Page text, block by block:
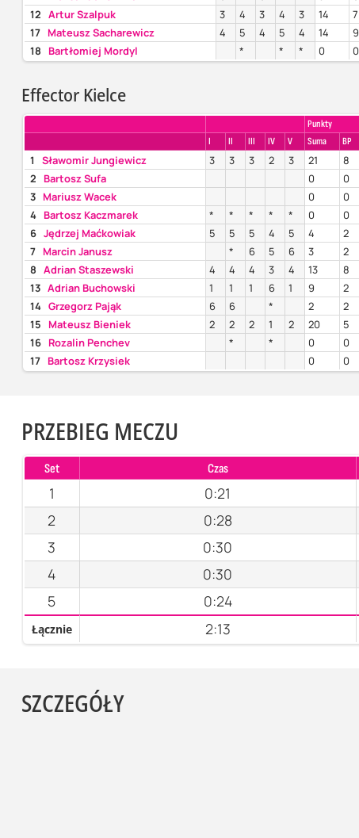
12 Artur Szalpuk 3 4 3 4 3 14 7
17 Mateusz Sacharewicz 4 5 4 5 4 14 9
18
Bartłomiej Mordyl * * * 0 0
Effector Kielce
Punkty
I
II III IV V Suma BP
1 Sławomir Jungiewicz 3 3 3 2 3 21 8
2
Bartosz Sufa 0 0
3 Mariusz Wacek 0 0
4 Bartosz Kaczmarek * * * * * 0 0
6 Jędrzej Maćkowiak 5 5 5 4 5 4 2
7 Marcin Janusz * 6 5 6 3 2
8 Adrian Staszewski 4 4 4 3 4 13 8
13 Adrian Buchowski 1 1 1 6 1 9 2
14 Grzegorz Pająk 6 6 * 2 2
15
Mateusz Bieniek 2 2 2 1 2 20 5
16 Rozalin Penchev * * 0 0
17 Bartosz Krzysiek 0 0
PRZEBIEG MECZU
Set Czas
1 0:21
2
0:28
3
0:30
4
0:30
5
0:24
Łącznie 2:13
SZCZEGÓŁY